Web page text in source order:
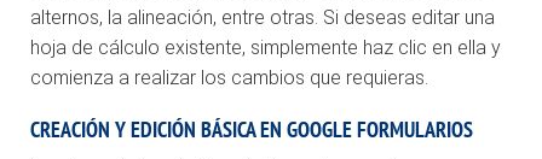
alternos, la alineación, entre otras. Si deseas editar una
hoja de cálculo existente, simplemente haz clic en ella y
comienza a realizar los cambios que requieras.
CREACIÓN Y EDICIÓN BÁSICA EN GOOGLE FORMULARIOS